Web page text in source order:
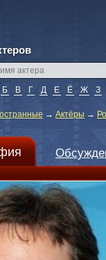
Б В Г Д Е Ё Ж З
→ Актёры →